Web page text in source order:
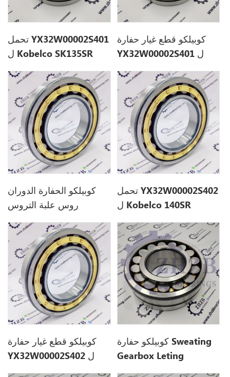
تحمل YX32W00002S401
ل Kobelco SK135SR
كوبيلكو قطع غيار حفارة
YX32W00002S401 ل
كوبيلكو الحفارة الدوران
روس علبة التروس
140SR
تحمل YX32W00002S402
ل Kobelco 140SR
كوبيلكو قطع غيار حفارة
YX32W00002S402 ل
كوبيلكو حفارة Sweating
Gearbox Leting